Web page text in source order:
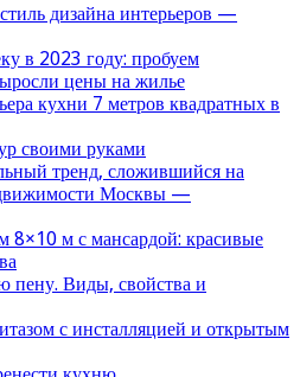
дизайна интерьеров —
в 2023 году: пробуем
цены на жилье
кухни 7 метров квадратных в
своими руками
тренд, сложившийся на
Москвы —
8×10 м с мансардой: красивые
Виды, свойства и
с инсталляцией и открытым